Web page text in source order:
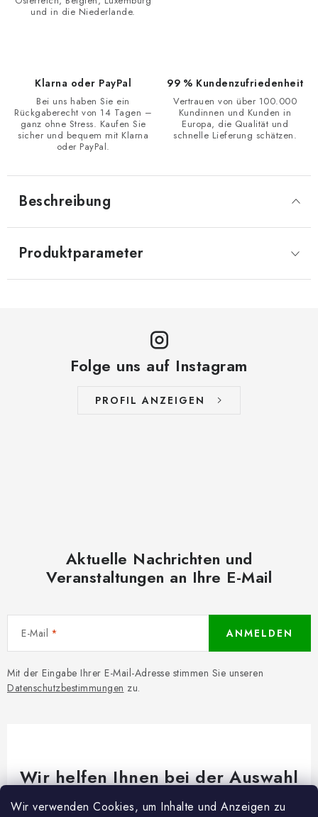
Wir verwenden Cookies, um Inhalte und Anzeigen zu
und in die Niederlande.
Klarna oder PayPal
Bei uns haben Sie ein
Rückgaberecht von 14 Tagen –
ganz ohne Stress. Kaufen Sie
sicher und bequem mit Klarna
oder PayPal.
99 % Kundenzufriedenheit
Vertrauen von über 100.000
Kundinnen und Kunden in
Europa, die Qualität und
schnelle Lieferung schätzen.
Beschreibung
Produktparameter
Folge uns auf Instagram
PROFIL ANZEIGEN
Aktuelle Nachrichten und
Veranstaltungen an Ihre E-Mail
E-Mail
Mit der Eingabe Ihrer E-Mail-Adresse stimmen Sie unseren
Datenschutzbestimmungen zu.
ANMELDEN
Wir helfen Ihnen bei der Auswahl
Brauchen Sie Rat bei etwas? Wir sind für dich da!